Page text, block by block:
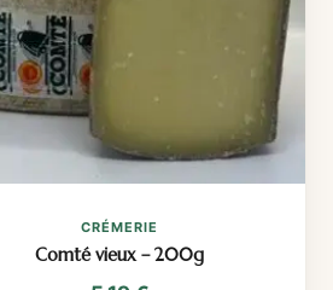
CRÉMERIE
Comté vieux – 200g